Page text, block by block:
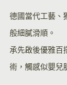
德國當代工藝、
般細膩滑順。
承先啟後優雅百
術，觸感似嬰兒